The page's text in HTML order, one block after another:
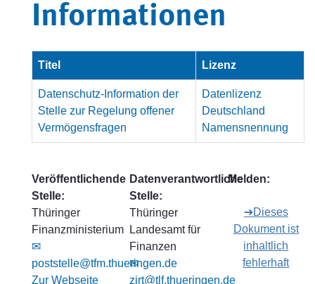
Informationen
Titel Lizenz
Datenschutz-Information der
Stelle zur Regelung offener
Vermögensfragen
Datenlizenz
Deutschland
Namensnennung
Veröffentlichende
Stelle:
Thüringer
Finanzministerium
✉
poststelle@tfm.thueringen.de
Zur Webseite
Datenverantwortliche
Stelle:
Thüringer
Landesamt für
Finanzen
✉
zirt@tlf.thueringen.de
Melden:
➔Dieses
Dokument ist
inhaltlich
fehlerhaft